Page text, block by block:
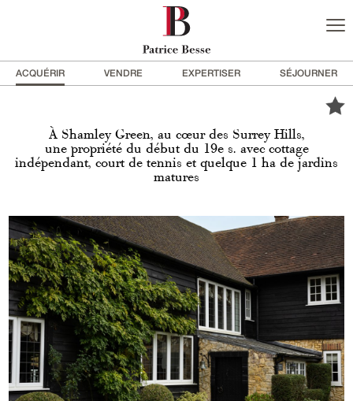
ACQUÉRIR VENDRE EXPERTISER SÉJOURNER
À Shamley Green, au cœur des Surrey Hills,
une propriété du début du 19e s. avec cottage
indépendant, court de tennis et quelque 1 ha de jardins
matures